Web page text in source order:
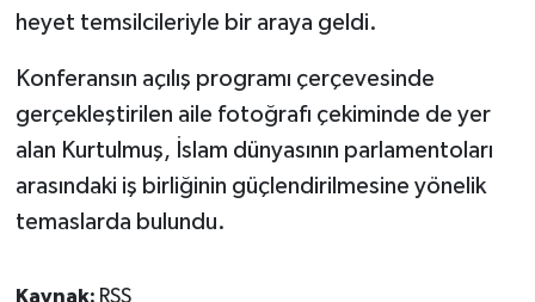
heyet temsilcileriyle bir araya geldi.
Konferansın açılış programı çerçevesinde
gerçekleştirilen aile fotoğrafı çekiminde de yer
alan Kurtulmuş, İslam dünyasının parlamentoları
arasındaki iş birliğinin güçlendirilmesine yönelik
temaslarda bulundu.
Kaynak: RSS